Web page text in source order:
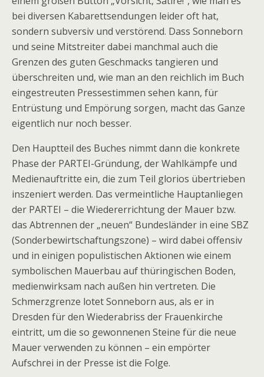
bei diversen Kabarettsendungen leider oft hat,
sondern subversiv und verstörend. Dass Sonneborn
und seine Mitstreiter dabei manchmal auch die
Grenzen des guten Geschmacks tangieren und
überschreiten und, wie man an den reichlich im Buch
eingestreuten Pressestimmen sehen kann, für
Entrüstung und Empörung sorgen, macht das Ganze
eigentlich nur noch besser.
Den Hauptteil des Buches nimmt dann die konkrete
Phase der PARTEI-Gründung, der Wahlkämpfe und
Medienauftritte ein, die zum Teil glorios übertrieben
inszeniert werden. Das vermeintliche Hauptanliegen
der PARTEI – die Wiedererrichtung der Mauer bzw.
das Abtrennen der „neuen“ Bundesländer in eine SBZ
(Sonderbewirtschaftungszone) – wird dabei offensiv
und in einigen populistischen Aktionen wie einem
symbolischen Mauerbau auf thüringischen Boden,
medienwirksam nach außen hin vertreten. Die
Schmerzgrenze lotet Sonneborn aus, als er in
Dresden für den Wiederabriss der Frauenkirche
eintritt, um die so gewonnenen Steine für die neue
Mauer verwenden zu können – ein empörter
Aufschrei in der Presse ist die Folge.